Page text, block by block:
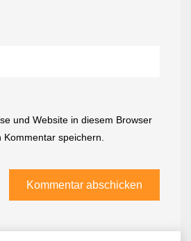
und Website in diesem Browser
speichern.